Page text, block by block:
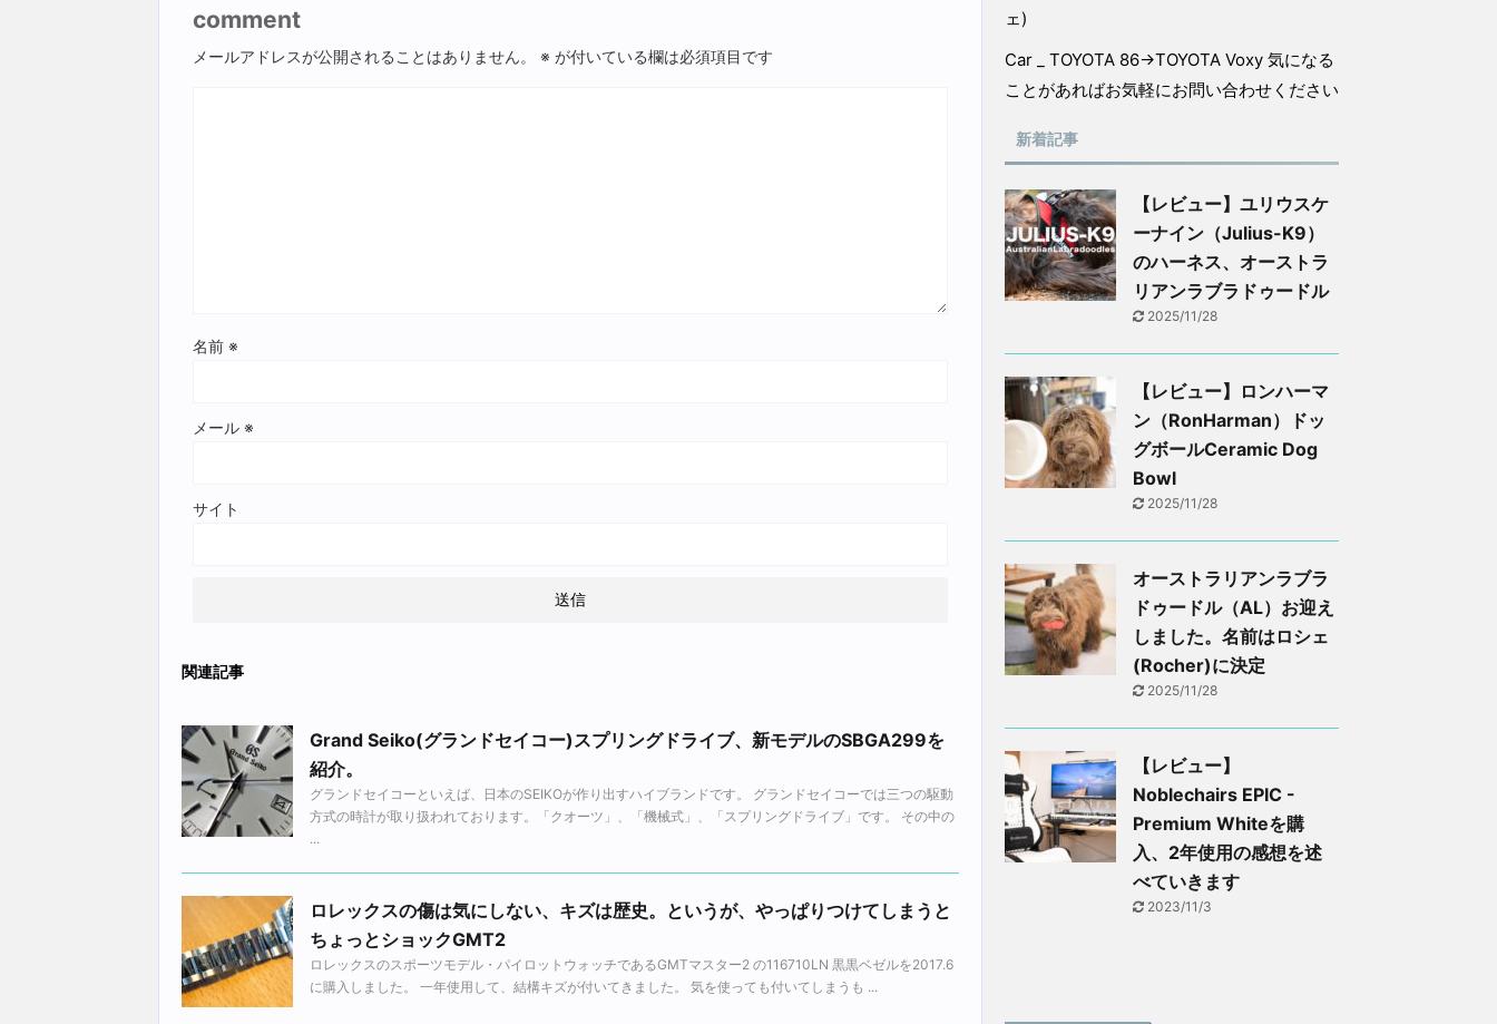
comment
メールアドレスが公開されることはありません。 ※ が付いている欄は必須項目です
名前 ※
メール ※
サイト
関連記事
Grand Seiko(グランドセイコー)スプリングドライブ、新モデルのSBGA299を
紹介。
グランドセイコーといえば、日本のSEIKOが作り出すハイブランドです。 グランドセイコーでは三つの駆動
方式の時計が取り扱われております。「クオーツ」、「機械式」、「スプリングドライブ」です。 その中の
...
ロレックスの傷は気にしない、キズは歴史。というが、やっぱりつけてしまうと
ちょっとショックGMT2
ロレックスのスポーツモデル・パイロットウォッチであるGMTマスター2 の116710LN 黒黒ベゼルを2017.6
に購入しました。 一年使用して、結構キズが付いてきました。 気を使っても付いてしまうも ...
ェ)
Car _ TOYOTA 86→TOYOTA Voxy 気になる
ことがあればお気軽にお問い合わせください
新着記事
【レビュー】ユリウスケ
ーナイン（Julius-K9）
のハーネス、オーストラ
リアンラブラドゥードル
2025/11/28
【レビュー】ロンハーマ
ン（RonHarman）ドッ
グボールCeramic Dog
Bowl
2025/11/28
オーストラリアンラブラ
ドゥードル（AL）お迎え
しました。名前はロシェ
(Rocher)に決定
2025/11/28
【レビュー】
Noblechairs EPIC -
Premium Whiteを購
入、2年使用の感想を述
べていきます
2023/11/3